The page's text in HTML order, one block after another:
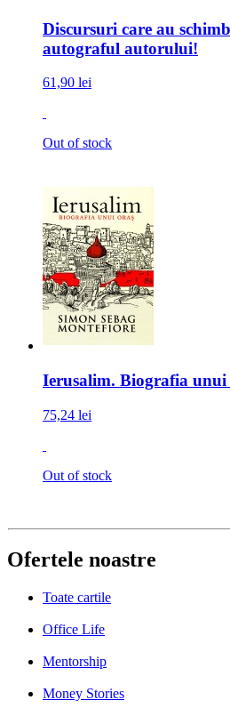
Discursuri care au
autograful autorului!
61,90 lei
Out of stock
Ierusalim. Biografia unui
75,24 lei
Out of stock
Ofertele noastre
Toate cartile
Office Life
Mentorship
Money Stories